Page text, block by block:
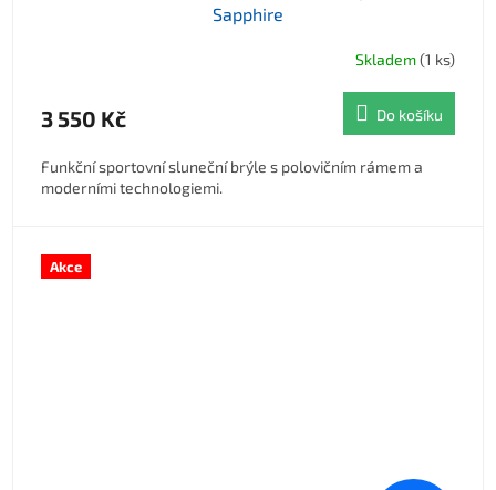
Sapphire
Skladem(1 ks)
3 550 Kč Do košíku
Funkční sportovní sluneční brýle s polovičním rámem a
moderními technologiemi.
Akce